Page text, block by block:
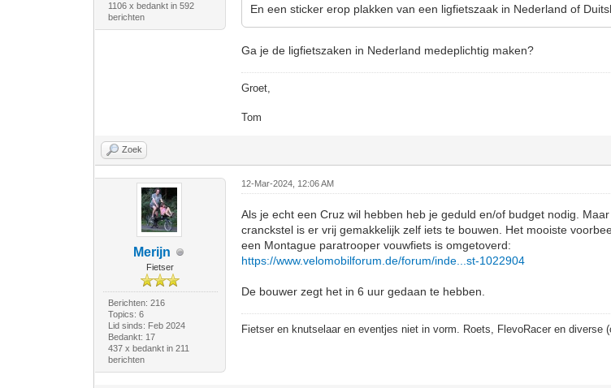
1106 x bedankt in 592
berichten
En een sticker erop plakken van een ligfietszaak in Nederland of
Ga je de ligfietszaken in Nederland medeplichtig maken?
Groet,
Tom
Zoek
Merijn
Fietser
Berichten: 216
Topics: 6
Lid sinds: Feb 2024
Bedankt: 17
437 x bedankt in 211
berichten
12-Mar-2024, 12:06 AM
Als je echt een Cruz wil hebben heb je geduld en/of budget nodig.
cranckstel is er vrij gemakkelijk zelf iets te bouwen. Het mooiste
een Montague paratrooper vouwfiets is omgetoverd:
https://www.velomobilforum.de/forum/inde...st-1022904
De bouwer zegt het in 6 uur gedaan te hebben.
Fietser en knutselaar en eventjes niet in vorm. Roets, FlevoRacer en diverse